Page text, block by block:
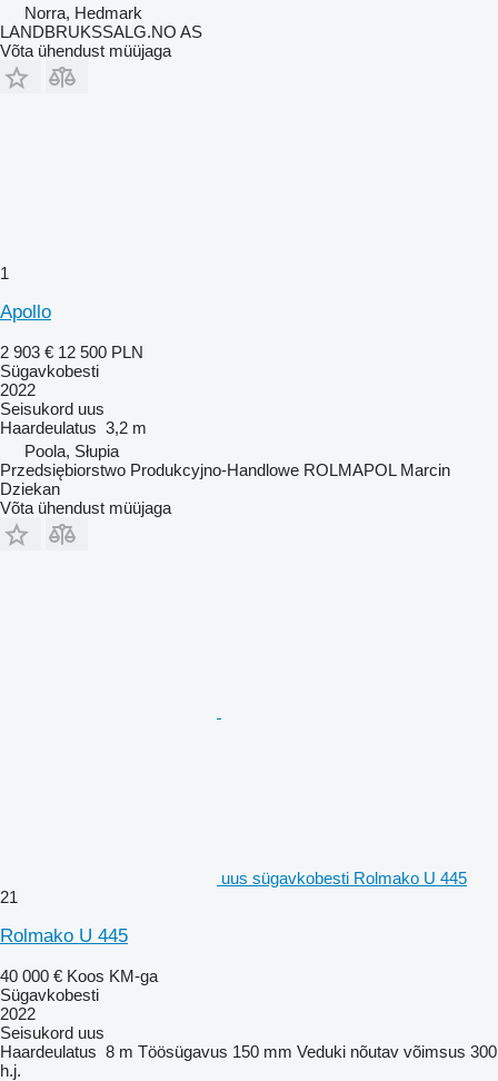
Norra, Hedmark
LANDBRUKSSALG.NO AS
Võta ühendust müüjaga
1
Apollo
2 903 € 12 500 PLN
Sügavkobesti
2022
Seisukord uus
Haardeulatus 3,2 m
Poola, Słupia
Przedsiębiorstwo Produkcyjno-Handlowe ROLMAPOL Marcin
Dziekan
Võta ühendust müüjaga
uus sügavkobesti Rolmako U 445
21
Rolmako U 445
40 000 € Koos KM-ga
Sügavkobesti
2022
Seisukord uus
Haardeulatus 8 m Töösügavus 150 mm Veduki nõutav võimsus 300
h.j.